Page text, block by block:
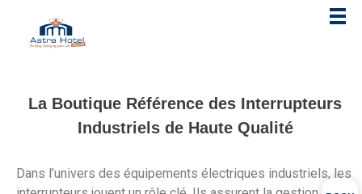
La Boutique Référence des Interrupteurs
Industriels de Haute Qualité
Dans l’univers des équipements électriques industriels, les